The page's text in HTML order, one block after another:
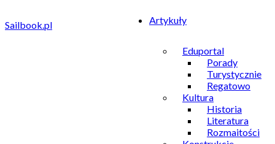
Sailbook.pl Artykuły
Eduportal
Porady
Turystycznie
Regatowo
Kultura
Historia
Literatura
Rozmaitości